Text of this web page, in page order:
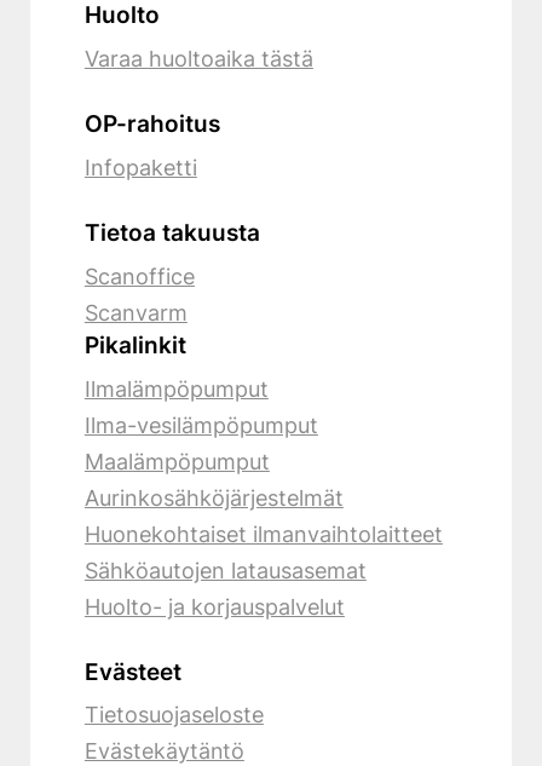
Huolto
Varaa huoltoaika tästä
OP-rahoitus
Infopaketti
Tietoa takuusta
Scanoffice
Scanvarm
Pikalinkit
Ilmalämpöpumput
Ilma-vesilämpöpumput
Maalämpöpumput
Aurinkosähköjärjestelmät
Huonekohtaiset ilmanvaihtolaitteet
Sähköautojen latausasemat
Huolto- ja korjauspalvelut
Evästeet
Tietosuojaseloste
Evästekäytäntö